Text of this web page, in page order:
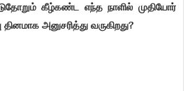
கீழ்கண்ட எந்த நாளில் முதியோர்
அனுசரித்து வருகிறது?